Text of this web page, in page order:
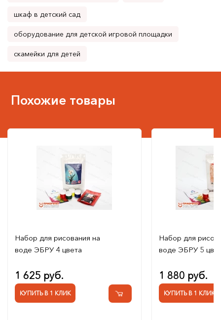
шкаф в детский сад
оборудование для детской игровой площадки
скамейки для детей
Похожие товары
Набор для рисования на
воде ЭБРУ 4 цвета
1 625 руб.
КУПИТЬ В 1 КЛИК
Набор для
воде ЭБРУ 5
1 880 руб.
КУПИТЬ В 1 КЛИК